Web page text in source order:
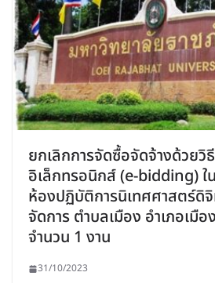
ยกเลิกการจัดซื้อจัดจ้างด้วยวิ
อิเล็กทรอนิกส์ (e-bidding) ใ
ห้องปฏิบัติการนิเทศศาสตร์ดิ
จัดการ ตำบลเมือง อำเภอเมือ
จำนวน 1 งาน
31/10/2023